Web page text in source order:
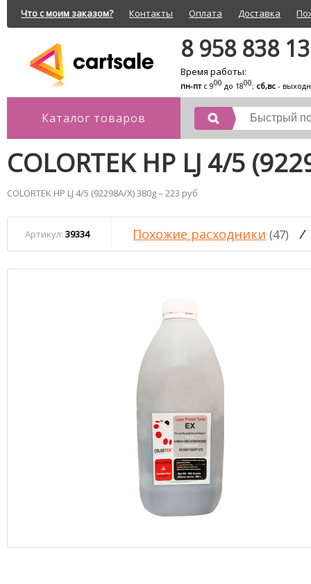
Что с моим заказом? Контакты Оплата Доставка
8 958 838
Время работы:
пн-птс 900 до 1800; сб,вс -
Каталог товаров
COLORTEK HP LJ 4/5
COLORTEK HP LJ 4/5 (92298A/X) 380g – 223 руб
Артикул: 39334 Похожие расходники (47) /